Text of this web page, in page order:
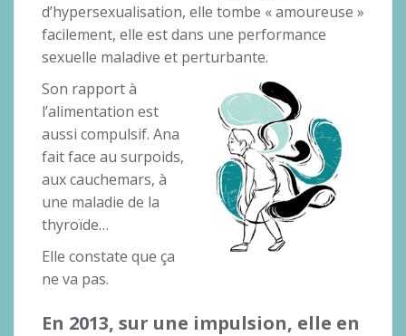
d’hypersexualisation, elle tombe « amoureuse »
facilement, elle est dans une performance
sexuelle maladive et perturbante.
Son rapport à
l’alimentation est
aussi compulsif. Ana
fait face au surpoids,
aux cauchemars, à
une maladie de la
thyroïde…
Elle constate que ça
ne va pas.
En 2013, sur une impulsion, elle en